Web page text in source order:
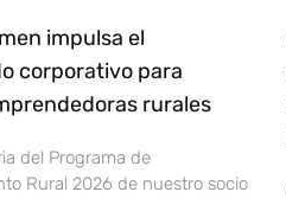
impulsa el
corporativo para
rurales
del Programa de
Rural 2026 de nuestro socio